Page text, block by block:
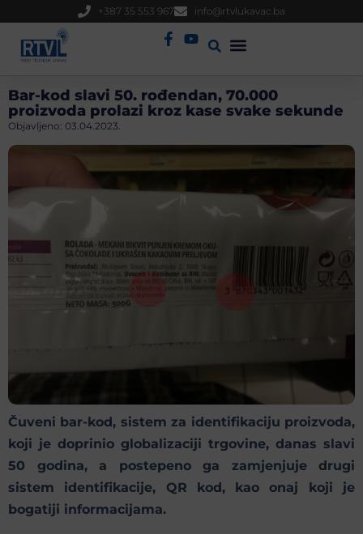
+387 35 553 967 info@rtvlukavac.ba
Bar-kod slavi 50. rođendan, 70.000
proizvoda prolazi kroz kase svake sekunde
Objavljeno: 03.04.2023.
Čuveni bar-kod, sistem za identifikaciju proizvoda,
koji je doprinio globalizaciji trgovine, danas slavi
50 godina, a postepeno ga zamjenjuje drugi
sistem identifikacije, QR kod, kao onaj koji je
bogatiji informacijama.